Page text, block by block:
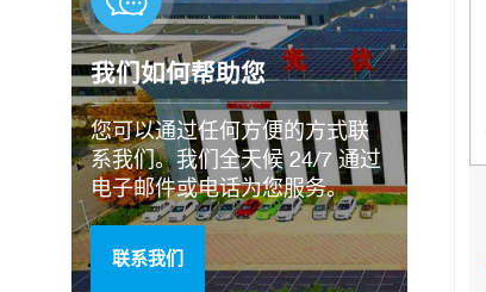
我们如何帮助您
您可以通过任何方便的方式联
系我们。我们全天候 24/7 通过
电子邮件或电话为您服务。
联系我们